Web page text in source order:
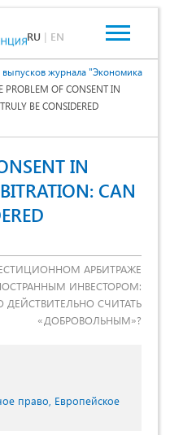
RU | EN
журнала "Экономика
PROBLEM OF CONSENT IN
BE CONSIDERED
IN
CAN
АРБИТРАЖЕ
ИНВЕСТОРОМ:
СЧИТАТЬ
«ДОБРОВОЛЬНЫМ»?
право, Европейское